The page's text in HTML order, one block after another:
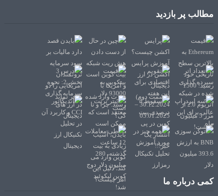
مطالب پر بازدید
کمی درباره ما